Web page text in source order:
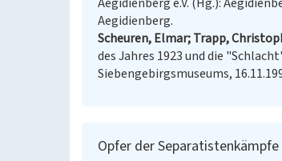
Aegidienberg.
Scheuren, Elmar; Trapp,
des Jahres 1923 und die
Siebengebirgsmuseums,
Opfer der